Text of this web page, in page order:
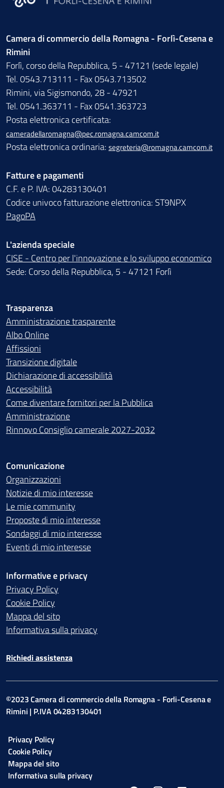
Camera di commercio della Romagna - Forlì-Cesena e
Rimini
Forlì, corso della Repubblica, 5 - 47121 (sede legale)
Tel. 0543.713111 - Fax 0543.713502
Rimini, via Sigismondo, 28 - 47921
Tel. 0541.363711 - Fax 0541.363723
Posta elettronica certificata:
cameradellaromagna@pec.romagna.camcom.it
Posta elettronica ordinaria: segreteria@romagna.camcom.it
Fatture e pagamenti
C.F. e P. IVA: 04283130401
Codice univoco fatturazione elettronica: ST9NPX
PagoPA
L'azienda speciale
CISE - Centro per l'innovazione e lo sviluppo economico
Sede: Corso della Repubblica, 5 - 47121 Forlì
Trasparenza
Amministrazione trasparente
Albo Online
Affissioni
Transizione digitale
Dichiarazione di accessibilità
Accessibilità
Come diventare fornitori per la Pubblica
Amministrazione
Rinnovo Consiglio camerale 2027-2032
Comunicazione
Organizzazioni
Notizie di mio interesse
Le mie community
Proposte di mio interesse
Sondaggi di mio interesse
Eventi di mio interesse
Informative e privacy
Privacy Policy
Cookie Policy
Mappa del sito
Informativa sulla privacy
Richiedi assistenza
©2023 Camera di commercio della Romagna - Forli-Cesena e
Rimini | P.IVA 04283130401
Privacy Policy
Cookie Policy
Mappa del sito
Informativa sulla privacy